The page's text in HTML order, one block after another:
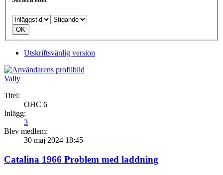
Utskriftsvänlig version
Vally
Titel:
OHC 6
Inlägg:
3
Blev medlem:
30 maj 2024 18:45
Catalina 1966 Problem med laddning